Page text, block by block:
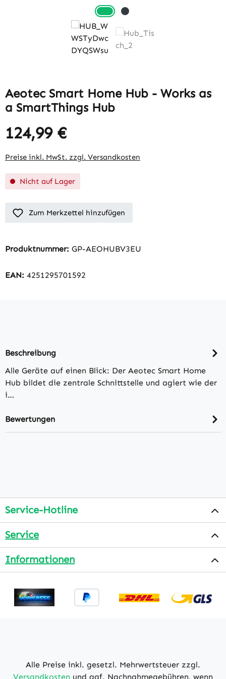
Aeotec Smart Home Hub - Works as
a SmartThings Hub
124,99 €
Preise inkl. MwSt. zzgl. Versandkosten
Nicht auf Lager
Zum Merkzettel hinzufügen
Produktnummer: GP-AEOHUBV3EU
EAN: 4251295701592
Beschreibung
Alle Geräte auf einen Blick: Der Aeotec Smart Home
Hub bildet die zentrale Schnittstelle und agiert wie der
i…
Bewertungen
Service-Hotline
Service
Informationen
Alle Preise inkl. gesetzl. Mehrwertsteuer zzgl.
Versandkosten und ggf. Nachnahmegebühren, wenn